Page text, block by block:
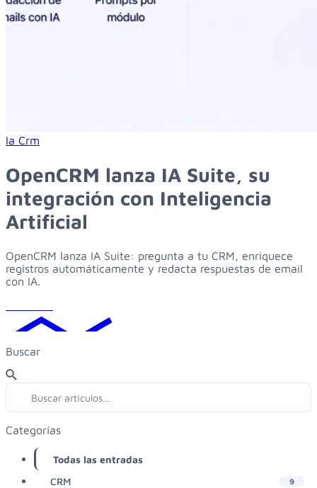
Learn more about opencrm lanza ia suite, su integración
Ia Crm
OpenCRM lanza IA Suite, su
integración con Inteligencia
Artificial
OpenCRM lanza IA Suite: pregunta a tu CRM, enriquece
registros automáticamente y redacta respuestas de email
con IA.
Buscar
Categorías
Todas las entradas
CRM 9